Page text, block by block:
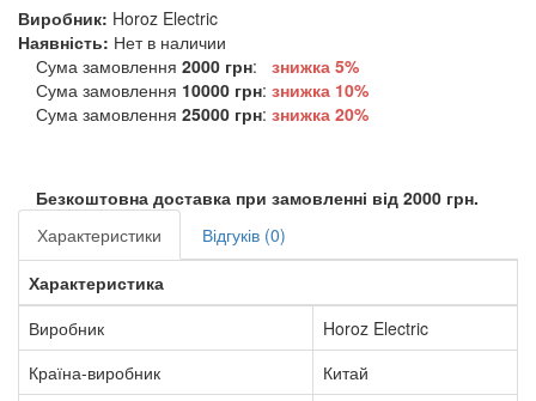
Виробник: Horoz Electric
Наявність: Нет в наличии
Сума замовлення 2000 грн:
знижка 5%
Сума замовлення 10000 грн: знижка 10%
Сума замовлення 25000 грн: знижка 20%
Безкоштовна доставка при замовленні від 2000 грн.
Характеристики
Відгуків (0)
Характеристика
Виробник
Horoz Electric
Країна-виробник
Китай